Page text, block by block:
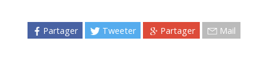
Partager Tweeter Partager Mail